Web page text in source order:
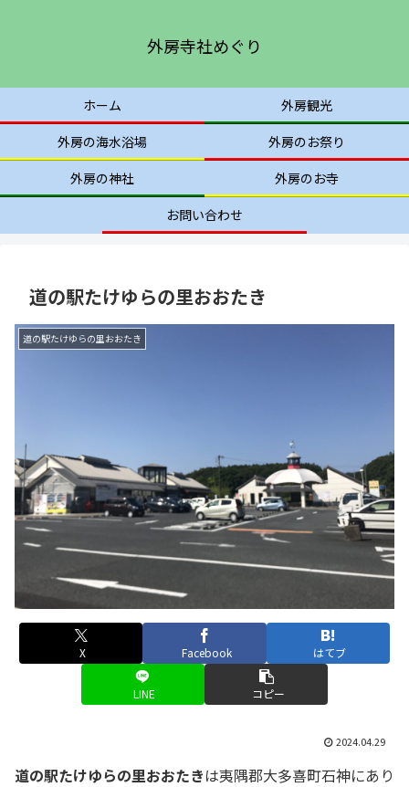
外房寺社めぐり
ホーム
外房観光
外房の海水浴場
外房のお祭り
外房の神社
外房のお寺
お問い合わせ
道の駅たけゆらの里おおたき
道の駅たけゆらの里おおたき
X Facebook はてブ
LINE コピー
2024.04.29
道の駅たけゆらの里おおたきは夷隅郡大多喜町石神にあり